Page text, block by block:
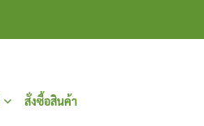
สั่งซื้อสินค้า